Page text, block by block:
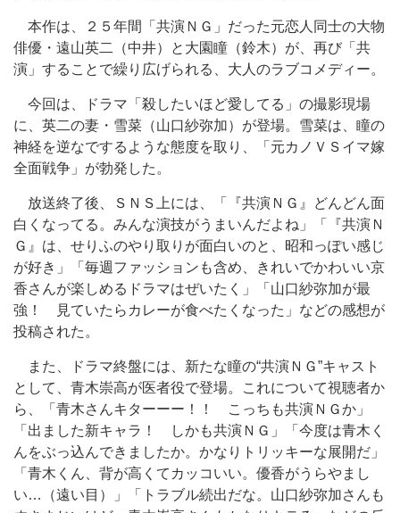
本作は、２５年間「共演ＮＧ」だった元恋人同士の大物
俳優・遠山英二（中井）と大園瞳（鈴木）が、再び「共
演」することで繰り広げられる、大人のラブコメディー。
今回は、ドラマ「殺したいほど愛してる」の撮影現場
に、英二の妻・雪菜（山口紗弥加）が登場。雪菜は、瞳の
神経を逆なでするような態度を取り、「元カノＶＳイマ嫁
全面戦争」が勃発した。
放送終了後、ＳＮＳ上には、「『共演ＮＧ』どんどん面
白くなってる。みんな演技がうまいんだよね」「『共演Ｎ
Ｇ』は、せりふのやり取りが面白いのと、昭和っぽい感じ
が好き」「毎週ファッションも含め、きれいでかわいい京
香さんが楽しめるドラマはぜいたく」「山口紗弥加が最
強！ 見ていたらカレーが食べたくなった」などの感想が
投稿された。
また、ドラマ終盤には、新たな瞳の“共演ＮＧ”キャスト
として、青木崇高が医者役で登場。これについて視聴者か
ら、「青木さんキターーー！！ こっちも共演ＮＧか」
「出ました新キャラ！ しかも共演ＮＧ」「今度は青木く
んをぶっ込んできましたか。かなりトリッキーな展開だ」
「青木くん、背が高くてカッコいい。優香がうらやまし
い…（遠い目）」「トラブル続出だな。山口紗弥加さんも